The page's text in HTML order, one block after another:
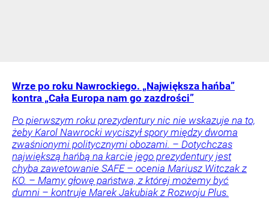
Wrze po roku Nawrockiego. „Największa hańba”
kontra „Cała Europa nam go zazdrości”
Po pierwszym roku prezydentury nic nie wskazuje na to,
żeby Karol Nawrocki wyciszył spory między dwoma
zwaśnionymi politycznymi obozami. – Dotychczas
największą hańbą na karcie jego prezydentury jest
chyba zawetowanie SAFE – ocenia Mariusz Witczak z
KO. – Mamy głowę państwa, z której możemy być
dumni – kontruje Marek Jakubiak z Rozwoju Plus.